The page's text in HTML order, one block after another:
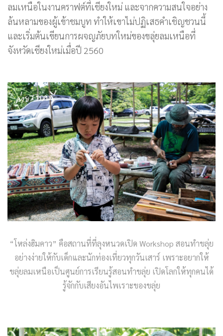
ลมเหนือในงานคราฟต์ที่เชียงใหม่ และจากความสนใจอย่าง
ล้นหลามของผู้เข้าชมบูท ทำให้เขาไม่ปฏิเสธคำเชิญชวนนี้
และเริ่มต้นเขียนการผจญภัยบทใหม่ของขลุ่ยลมเหนือที่
จังหวัดเชียงใหม่เมื่อปี 2560
“โหล่งฮิมคาว” คือสถานที่ที่ลุงหนวดเปิด Workshop สอนทำขลุ่ย
อย่างง่ายให้กับเด็กและนักท่องเที่ยวทุกวันเสาร์ เพราะอยากให้
ขลุ่ยลมเหนือเป็นศูนย์การเรียนรู้สอนทำขลุ่ย เปิดโลกให้ทุกคนได้
รู้จักกับเสียงอันไพเราะของขลุ่ย